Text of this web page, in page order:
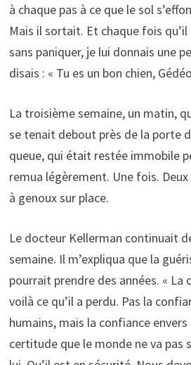
à chaque pas à ce que le sol
Mais il sortait. Et chaque fois
sans paniquer, je lui donnais une
disais : « Tu es un bon chien,
La troisième semaine, un matin,
se tenait debout près de la porte
queue, qui était restée immobile
remua légèrement. Une fois.
à genoux sur place.
Le docteur Kellerman continuait
semaine. Il m’expliqua que la
pourrait prendre des années. « La
voilà ce qu’il a perdu. Pas la
humains, mais la confiance
certitude que le monde ne va pas